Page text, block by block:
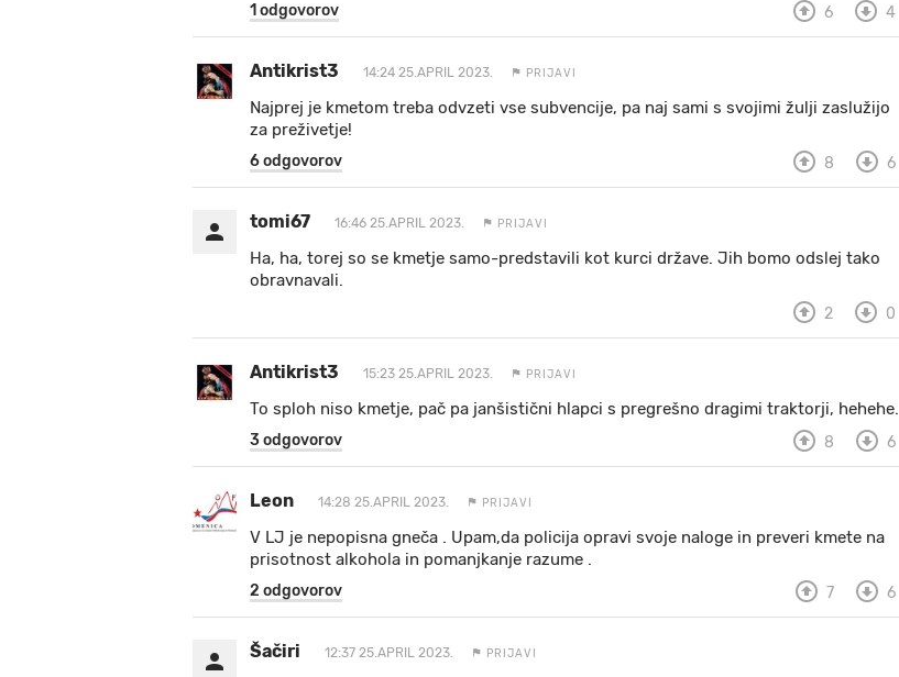
1 odgovorov 6 4
Antikrist3 14:24 25.APRIL 2023. PRIJAVI
Najprej je kmetom treba odvzeti vse subvencije, pa naj sami s svojimi žulji zaslužijo
za preživetje!
6 odgovorov 8 6
tomi67 16:46 25.APRIL 2023. PRIJAVI
Ha, ha, torej so se kmetje samo-predstavili kot kurci države. Jih bomo odslej tako
obravnavali.
2 0
Antikrist3 15:23 25.APRIL 2023. PRIJAVI
To sploh niso kmetje, pač pa janšistični hlapci s pregrešno dragimi traktorji, hehehe.
3 odgovorov 8 6
Leon 14:28 25.APRIL 2023. PRIJAVI
V LJ je nepopisna gneča . Upam,da policija opravi svoje naloge in preveri kmete na
prisotnost alkohola in pomanjkanje razume .
2 odgovorov 7 6
Šačiri 12:37 25.APRIL 2023. PRIJAVI